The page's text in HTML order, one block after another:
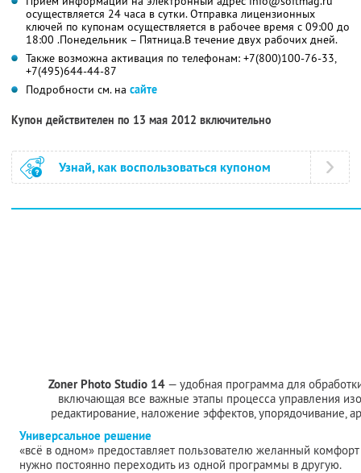
осуществляется 24 часа в сутки. Отправка лицензионных
ключей по купонам осуществляется в рабочее время с 09:00 до
18:00 .Понедельник – Пятница.В течение двух рабочих дней.
Также возможна активация по телефонам: +7(800)100-76-33,
+7(495)644-44-87
Подробности см. на сайте
Купон действителен по 13 мая 2012 включительно
Узнай, как воспользоваться купоном
Zoner Photo Studio 14 — удобная программа для
включающая все важные этапы процесса управления
редактирование, наложение эффектов, упорядочивание,
Универсальное решение
«всё в одном» предоставляет пользователю желанный
нужно постоянно переходить из одной программы в другую.